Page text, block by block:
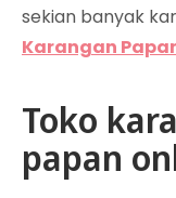
sekian banyak
Karangan
Toko
papan